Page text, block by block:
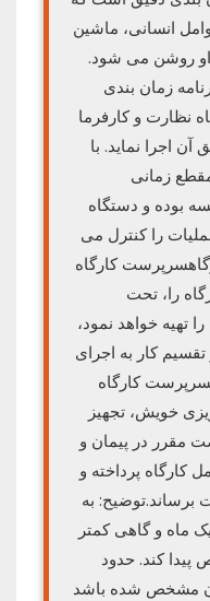
انسانی، ماشین
او روشن می شود.
زمان بندی
نظارت و کارفرما
اجرا نماید. با
زمانی
بوده و دستگاه
را کنترل می
کارگاه
را، تحت
تهیه خواهد نمود،
کار به اجرای
کارگاهسرپرست کارگاه
خویش، تجهیز
مقرر در پیمان و
کارگاه پرداخته و
برساند.توضیح: به
ماه و گاهی کمتر
پیدا کند. حدود
مشخص شده باشد